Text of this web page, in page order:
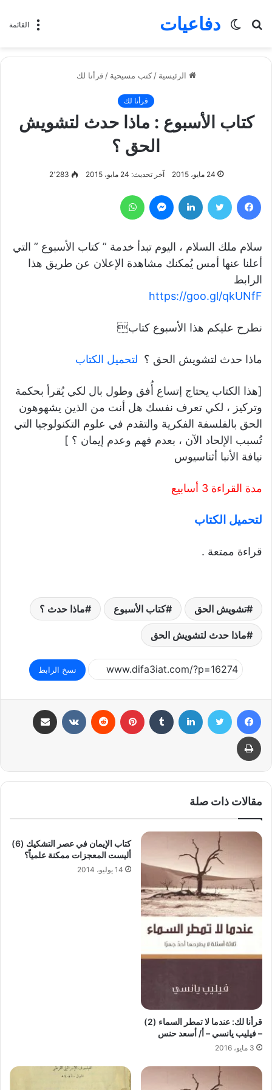
القائمة دفاعيات
بحث
الوضع
الرئيسية / كتب مسيحية / قرأنا لك
قرأنا لك
كتاب الأسبوع : ماذا حدث لتشويش
الحق ؟
24 مايو، 2015 آخر تحديث: 24 مايو، 2015 2٬283
فيسبوك تويتر لينكدإن ماسنجر
سلام ملك السلام ، اليوم تبدأ خدمة ” كتاب الأسبوع ” التي
أعلنا عنها أمس يُمكنك مشاهدة الإعلان عن طريق هذا
الرابط
https://goo.gl/qkUNfF
نطرح عليكم هذا الأسبوع كتاب
ماذا حدث لتشويش الحق ؟ لتحميل الكتاب
[هذا الكتاب يحتاج إتساع أُفق وطول بال لكي يُقرأ بحكمة
وتركيز ، لكي تعرف نفسك هل أنت من الذين يشهوهون
الحق بالفلسفة الفكرية والتقدم في علوم التكنولوجيا التي
تُسبب الإلحاد الآن ، بعدم فهم وعدم إيمان ؟ ]
نيافة الأنبا أثناسيوس
مدة القراءة 3 أسابيع
لتحميل الكتاب
قراءة ممتعة .
تشويش الحق كتاب الأسبوع ماذا حدث ؟
ماذا حدث لتشويش الحق
نسخ الرابط
فيسبوك تويتر لينكدإن بينتيريست
طباعة
مقالات ذات صلة
قرأنا لك: عندما لا تمطر السماء (2)
– فيليب يانسي – أ/ أسعد حنس
3 مايو، 2016
كتاب الإيمان في عصر التشكيك (6)
أليست المعجزات ممكنة علمياً؟
14 يوليو، 2014